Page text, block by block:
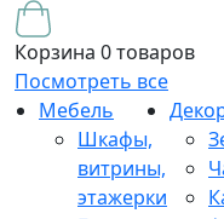
Корзина 0 товаров
Посмотреть все
Мебель
Шкафы,
витрины,
этажерки